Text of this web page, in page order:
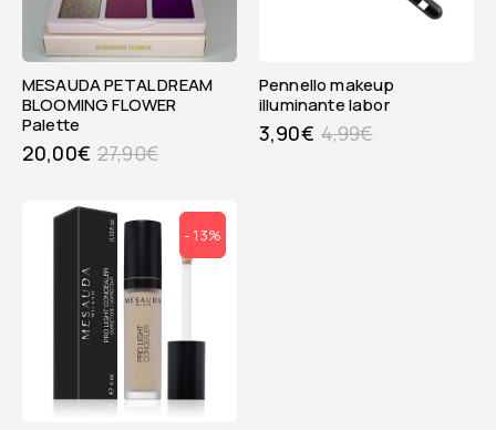
MESAUDA PETAL DREAM
BLOOMING FLOWER
Palette
27,90€
20,00€
pennello makeup
illuminante labor
4,99€
3,90€
- 13%